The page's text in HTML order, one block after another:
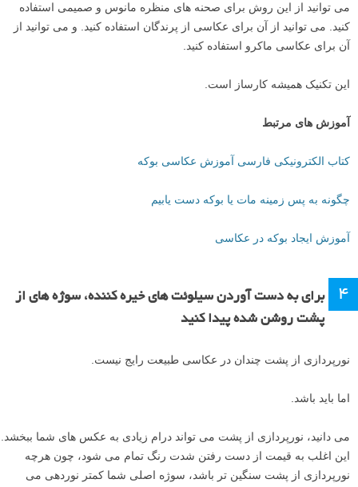
می توانید از این روش برای صحنه های منظره مانوس و صمیمی استفاده
کنید. می توانید از آن برای عکاسی از پرندگان استفاده کنید. و می توانید از
آن برای عکاسی ماکرو استفاده کنید.
این تکنیک همیشه کارساز است.
آموزش های مرتبط
کتاب الکترونیکی فارسی آموزش عکاسی بوکه
چگونه به پس زمینه مات یا بوکه دست یابیم
آموزش ایجاد بوکه در عکاسی
۴
برای به دست آوردن سیلوئت های خیره کننده، سوژه های از
پشت روشن شده پیدا کنید
نورپردازی از پشت چندان در عکاسی طبیعت رایج نیست.
اما باید باشد.
می دانید، نورپردازی از پشت می تواند درام زیادی به عکس های شما ببخشد.
این اغلب به قیمت از دست رفتن شدت رنگ تمام می شود، چون هرچه
نورپردازی از پشت سنگین تر باشد، سوژه اصلی شما کمتر نوردهی می